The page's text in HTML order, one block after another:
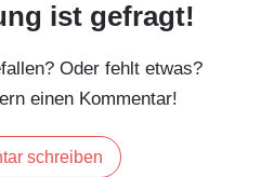
ist gefragt!
Oder fehlt etwas?
einen Kommentar!
schreiben